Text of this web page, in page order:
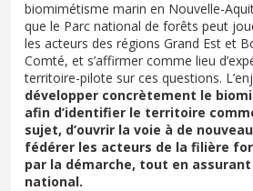
biomimétisme marin en Nouvelle-
que le Parc national de forêts peut
les acteurs des régions Grand Est et
Comté, et s’affirmer comme lieu
territoire-pilote sur ces questions.
développer concrètement le
afin d’identifier le territoire
sujet, d’ouvrir la voie à de
fédérer les acteurs de la filière
par la démarche, tout en
national.